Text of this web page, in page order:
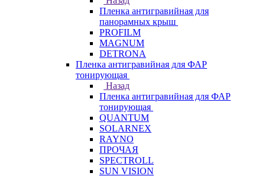
Пленка антигравийная для
панорамных крыш
PROFILM
MAGNUM
DETRONA
Пленка антигравийная для ФАР
тонирующая
Назад
Пленка антигравийная для ФАР
тонирующая
QUANTUM
SOLARNEX
RAYNO
ПРОЧАЯ
SPECTROLL
SUN VISION